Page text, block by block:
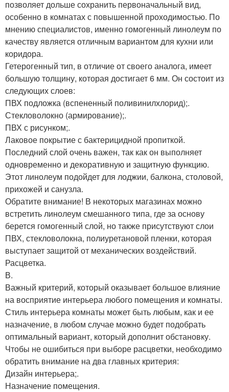
позволяет дольше сохранить первоначальный вид,
особенно в комнатах с повышенной проходимостью. По
мнению специалистов, именно гомогенный линолеум по
качеству является отличным вариантом для кухни или
коридора.
Гетерогенный тип, в отличие от своего аналога, имеет
большую толщину, которая достигает 6 мм. Он состоит из
следующих слоев:
ПВХ подложка (вспененный поливинилхлорид);.
Стекловолокно (армирование);.
ПВХ с рисунком;.
Лаковое покрытие с бактерицидной пропиткой.
Последний слой очень важен, так как он выполняет
одновременно и декоративную и защитную функцию.
Этот линолеум подойдет для лоджии, балкона, столовой,
прихожей и санузла.
Обратите внимание! В некоторых магазинах можно
встретить линолеум смешанного типа, где за основу
берется гомогенный слой, но также присутствуют слои
ПВХ, стекловолокна, полиуретановой пленки, которая
выступает защитой от механических воздействий.
Расцветка.
В.
Важный критерий, который оказывает большое влияние
на восприятие интерьера любого помещения и комнаты.
Стиль интерьера комнаты может быть любым, как и ее
назначение, в любом случае можно будет подобрать
оптимальный вариант, который дополнит обстановку.
Чтобы не ошибиться при выборе расцветки, необходимо
обратить внимание на два главных критерия:
Дизайн интерьера;.
Назначение помещения.